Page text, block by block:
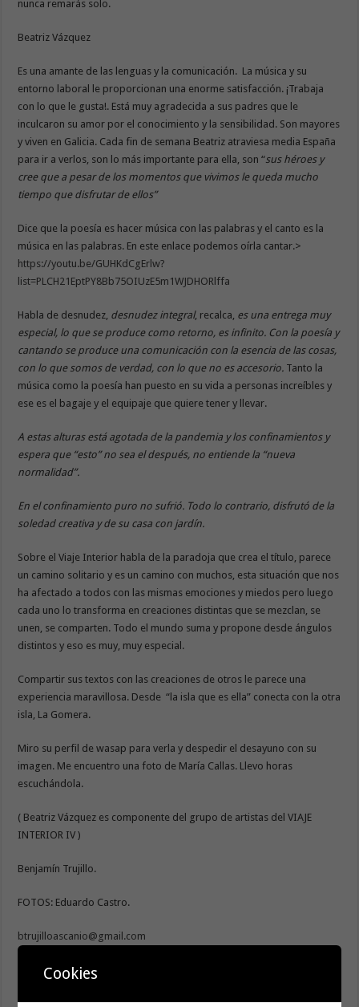
nunca remarás solo.
Beatriz Vázquez
Es una amante de las lenguas y la comunicación. La música y su
entorno laboral le proporcionan una enorme satisfacción. ¡Trabaja
con lo que le gusta!. Está muy agradecida a sus padres que le
inculcaron su amor por el conocimiento y la sensibilidad. Son mayores
y viven en Galicia. Cada fin de semana Beatriz atraviesa media España
para ir a verlos, son lo más importante para ella, son “sus héroes y
cree que a pesar de los momentos que vivimos le queda mucho
tiempo que disfrutar de ellos”
Dice que la poesía es hacer música con las palabras y el canto es la
música en las palabras. En este enlace podemos oírla cantar.>
https://youtu.be/GUHKdCgErlw?
list=PLCH21EptPY8Bb75OIUzE5m1WJDHORlffa
Habla de desnudez, desnudez integral, recalca, es una entrega muy
especial, lo que se produce como retorno, es infinito. Con la poesía y
cantando se produce una comunicación con la esencia de las cosas,
con lo que somos de verdad, con lo que no es accesorio. Tanto la
música como la poesía han puesto en su vida a personas increíbles y
ese es el bagaje y el equipaje que quiere tener y llevar.
A estas alturas está agotada de la pandemia y los confinamientos y
espera que “esto” no sea el después, no entiende la “nueva
normalidad”.
En el confinamiento puro no sufrió. Todo lo contrario, disfrutó de la
soledad creativa y de su casa con jardín.
Sobre el Viaje Interior habla de la paradoja que crea el título, parece
un camino solitario y es un camino con muchos, esta situación que nos
ha afectado a todos con las mismas emociones y miedos pero luego
cada uno lo transforma en creaciones distintas que se mezclan, se
unen, se comparten. Todo el mundo suma y propone desde ángulos
distintos y eso es muy, muy especial.
Compartir sus textos con las creaciones de otros le parece una
experiencia maravillosa. Desde “la isla que es ella” conecta con la otra
isla, La Gomera.
Miro su perfil de wasap para verla y despedir el desayuno con su
imagen. Me encuentro una foto de María Callas. Llevo horas
escuchándola.
( Beatriz Vázquez es componente del grupo de artistas del VIAJE
INTERIOR IV )
Benjamín Trujillo.
FOTOS: Eduardo Castro.
btrujilloascanio@gmail.com
Estamos en redes sociales:
https://www.facebook.com/El-viaje-interior-111119467291640
Cookies